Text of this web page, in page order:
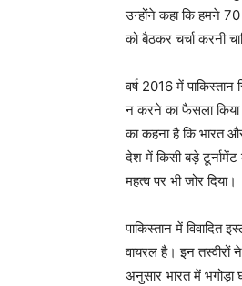
उन्होंने कहा कि हमने
को बैठकर चर्चा करनी
वर्ष 2016 में पाकिस्तान
न करने का फैसला
का कहना है कि भारत
देश में किसी बड़े टूर्नामेंट
महत्व पर भी जोर दिया।
पाकिस्तान में
वायरल है। इन तस्वीरों
अनुसार भारत में भगोड़ा